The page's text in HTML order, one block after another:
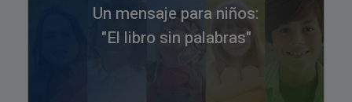
Un mensaje para niños:
"El libro sin palabras"